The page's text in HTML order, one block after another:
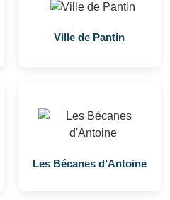
Ville de Pantin
Les Bécanes d’Antoine